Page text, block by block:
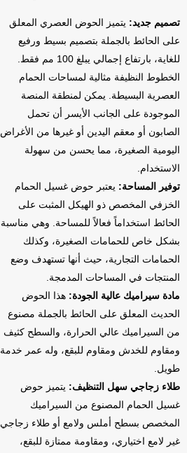
تصميم جديد: يتميز الحوض العصري المعلق
على الحائط بالجملة بتصميم بسيط ورفيع
للغاية، بارتفاع إجمالي يبلغ 100 مم فقط.
الخطوط النظيفة مثالية لمساحات الحمام
العصرية البسيطة. يمكن لمنطقة المنصة
الموجودة على الجانب الأيسر أن تحمل
الصابون أو معقم اليدين أو غيرها من الأغراض
اليومية الصغيرة، مما يحسن من سهولة
الاستخدام.
توفير المساحة: يعتبر حوض غسيل الحمام
الخزفي المخصص ذو الهيكل المثبت على
الحائط استخداماً فعالاً للمساحة. وهي مناسبة
بشكل خاص للحمامات الصغيرة، وكذلك
الحمامات التجارية، حيث أنها تستهدف وضع
المنتجات في المساحات المدمجة.
مادة سيراميك عالية الجودة: هذا الحوض
الحديث المعلق على الحائط بالجملة مصنوع
من السيراميك عالي الحرارة، والسطح كثيف
ومقاوم للخدش ومقاوم للبقع، وله عمر خدمة
طويل.
طلاء زجاجي سهل التنظيف: يتميز حوض
غسيل الحمام المصنوع من السيراميك
المخصص بسطح أملس ولامع أو طلاء زجاجي
غير لامع اختياري، ومقاومة ممتازة للبقع،